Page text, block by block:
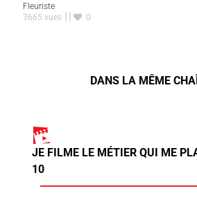
Fleuriste
3665 vues
0
DANS LA MÊME
JE FILME LE MÉTIER QUI ME
10